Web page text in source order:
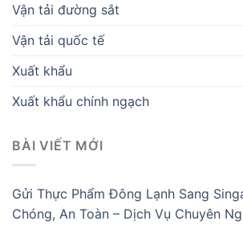
Vận tải đường sắt
Vận tải quốc tế
Xuất khẩu
Xuất khẩu chính ngạch
BÀI VIẾT MỚI
Gửi Thực Phẩm Đông Lạnh Sang
Chóng, An Toàn – Dịch Vụ Chuyên